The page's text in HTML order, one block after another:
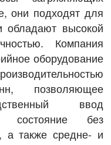
они подходят для
обладают высокой
Компания
оборудование
позволяющее
ввод
состояние без
а также средне- и